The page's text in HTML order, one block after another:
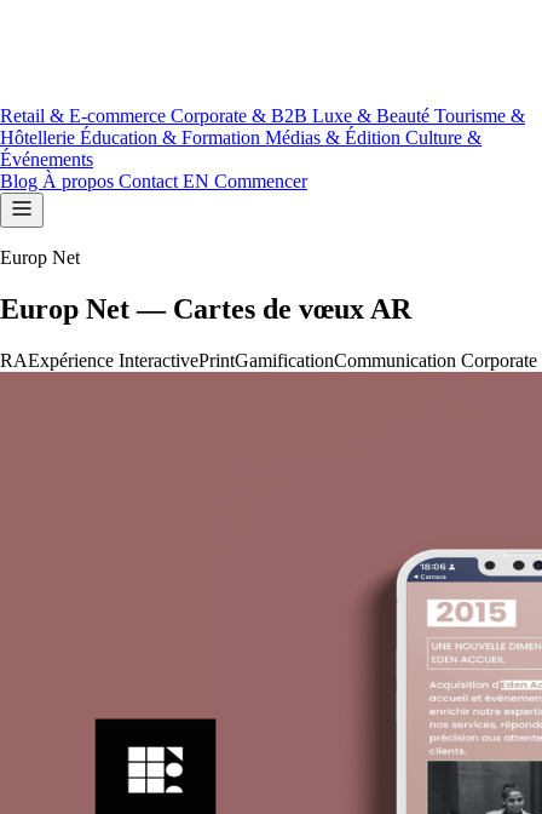
Retail & E-commerce Corporate & B2B Luxe & Beauté Tourisme &
Hôtellerie Éducation & Formation Médias & Édition Culture &
Événements
Blog À propos Contact EN Commencer
Europ Net
Europ Net — Cartes de vœux AR
RAExpérience InteractivePrintGamificationCommunication Corporate